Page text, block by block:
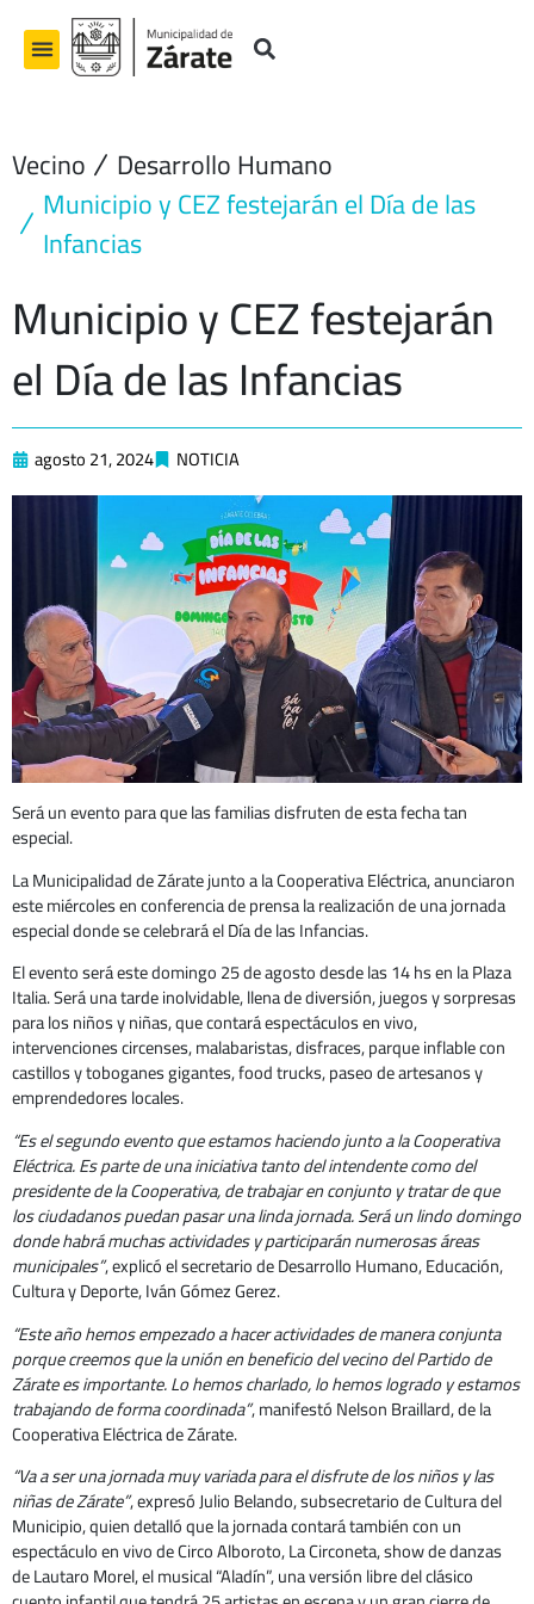
contenido
Vecino Desarrollo Humano
Municipio y CEZ festejarán el Día de las
Infancias
Municipio y CEZ festejarán
el Día de las Infancias
agosto 21, 2024 NOTICIA
Será un evento para que las familias disfruten de esta fecha tan
especial.
La Municipalidad de Zárate junto a la Cooperativa Eléctrica, anunciaron
este miércoles en conferencia de prensa la realización de una jornada
especial donde se celebrará el Día de las Infancias.
El evento será este domingo 25 de agosto desde las 14 hs en la Plaza
Italia. Será una tarde inolvidable, llena de diversión, juegos y sorpresas
para los niños y niñas, que contará espectáculos en vivo,
intervenciones circenses, malabaristas, disfraces, parque inflable con
castillos y toboganes gigantes, food trucks, paseo de artesanos y
emprendedores locales.
“Es el segundo evento que estamos haciendo junto a la Cooperativa
Eléctrica. Es parte de una iniciativa tanto del intendente como del
presidente de la Cooperativa, de trabajar en conjunto y tratar de que
los ciudadanos puedan pasar una linda jornada. Será un lindo domingo
donde habrá muchas actividades y participarán numerosas áreas
municipales”, explicó el secretario de Desarrollo Humano, Educación,
Cultura y Deporte, Iván Gómez Gerez.
“Este año hemos empezado a hacer actividades de manera conjunta
porque creemos que la unión en beneficio del vecino del Partido de
Zárate es importante. Lo hemos charlado, lo hemos logrado y estamos
trabajando de forma coordinada”, manifestó Nelson Braillard, de la
Cooperativa Eléctrica de Zárate.
“Va a ser una jornada muy variada para el disfrute de los niños y las
niñas de Zárate”, expresó Julio Belando, subsecretario de Cultura del
Municipio, quien detalló que la jornada contará también con un
espectáculo en vivo de Circo Alboroto, La Circoneta, show de danzas
de Lautaro Morel, el musical “Aladín”, una versión libre del clásico